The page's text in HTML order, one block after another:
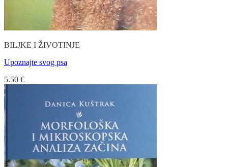
BILJKE I ŽIVOTINJE
Upoznajte svog psa
5.50 €